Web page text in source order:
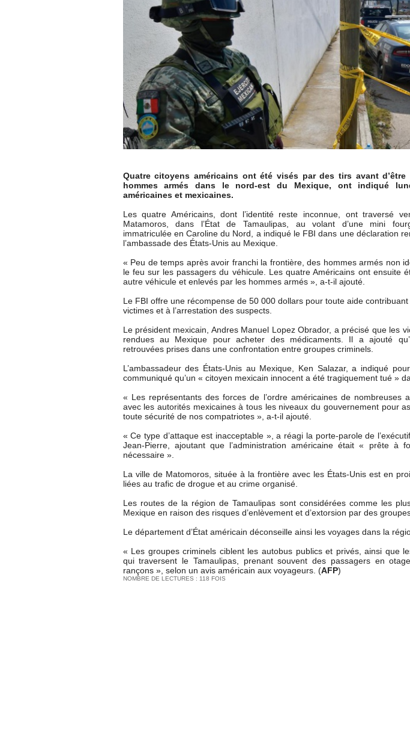
Quatre citoyens américains ont été visés par des tirs avant d’être
hommes armés dans le nord-est du Mexique, ont indiqué
américaines et mexicaines.
Les quatre Américains, dont l’identité reste inconnue, ont traversé
Matamoros, dans l’État de Tamaulipas, au volant d’une mini
immatriculée en Caroline du Nord, a indiqué le FBI dans une déclaration
l’ambassade des États-Unis au Mexique.
« Peu de temps après avoir franchi la frontière, des hommes armés non
le feu sur les passagers du véhicule. Les quatre Américains ont ensuite
autre véhicule et enlevés par les hommes armés », a-t-il ajouté.
Le FBI offre une récompense de 50 000 dollars pour toute aide
victimes et à l’arrestation des suspects.
Le président mexicain, Andres Manuel Lopez Obrador, a précisé que les
rendues au Mexique pour acheter des médicaments. Il a ajouté
retrouvées prises dans une confrontation entre groupes criminels.
L’ambassadeur des États-Unis au Mexique, Ken Salazar, a indiqué
communiqué qu’un « citoyen mexicain innocent a été tragiquement tué »
« Les représentants des forces de l’ordre américaines de nombreuses
avec les autorités mexicaines à tous les niveaux du gouvernement pour
toute sécurité de nos compatriotes », a-t-il ajouté.
« Ce type d’attaque est inacceptable », a réagi la porte-parole de
Jean-Pierre, ajoutant que l’administration américaine était « prête à
nécessaire ».
La ville de Matomoros, située à la frontière avec les États-Unis est en
liées au trafic de drogue et au crime organisé.
Les routes de la région de Tamaulipas sont considérées comme les
Mexique en raison des risques d’enlèvement et d’extorsion par des
Le département d’État américain déconseille ainsi les voyages dans la
« Les groupes criminels ciblent les autobus publics et privés, ainsi que
qui traversent le Tamaulipas, prenant souvent des passagers en
rançons », selon un avis américain aux voyageurs. (AFP)
NOMBRE DE LECTURES : 118 FOIS